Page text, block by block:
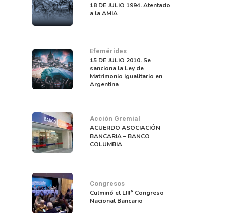
18 DE JULIO 1994. Atentado
a la AMIA
Efemérides
15 DE JULIO 2010. Se
sanciona la Ley de
Matrimonio Igualitario en
Argentina
Acción Gremial
ACUERDO ASOCIACIÓN
BANCARIA – BANCO
COLUMBIA
Congresos
Culminó el LIII° Congreso
Nacional Bancario